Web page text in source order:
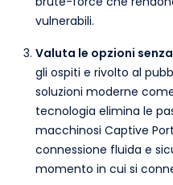
vulnerabili.
Valuta le opzioni
gli ospiti e rivolto al
soluzioni moderne
tecnologia elimina le
macchinosi Captive
connessione fluida e
momento in cui si